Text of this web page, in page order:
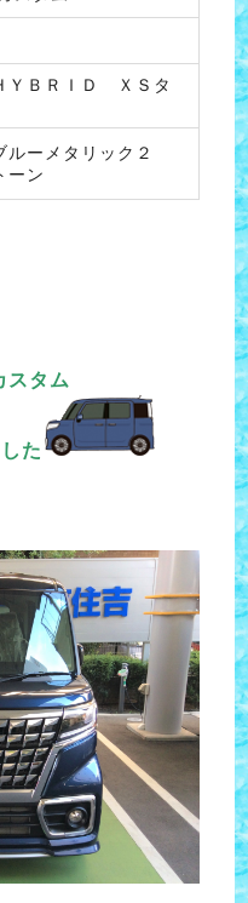
ＢＲＩＤ ＸＳタ
ルーメタリック２
ーン
スタム
た